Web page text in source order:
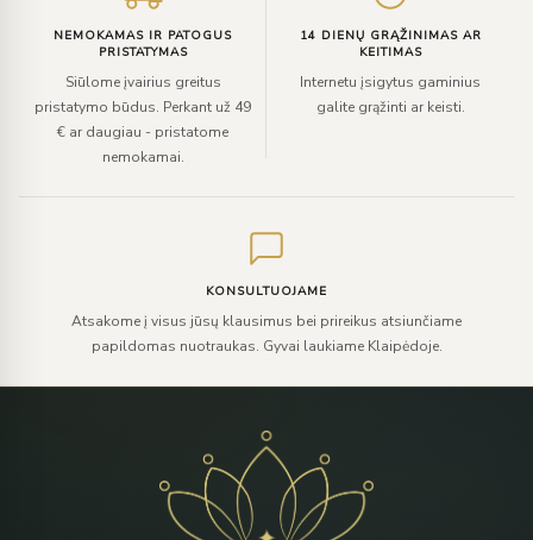
NEMOKAMAS IR PATOGUS
PRISTATYMAS
Siūlome įvairius greitus
pristatymo būdus. Perkant už 49
€ ar daugiau - pristatome
nemokamai.
14 DIENŲ GRĄŽINIMAS AR
KEITIMAS
Internetu įsigytus gaminius
galite grąžinti ar keisti.
KONSULTUOJAME
Atsakome į visus jūsų klausimus bei prireikus atsiunčiame
papildomas nuotraukas. Gyvai laukiame Klaipėdoje.